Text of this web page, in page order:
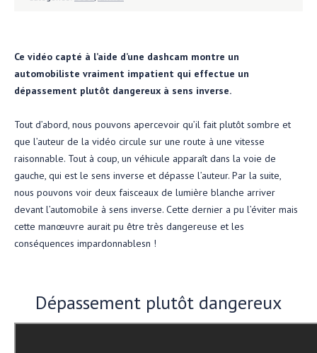
Ce vidéo capté à l’aide d’une dashcam montre un
automobiliste vraiment impatient qui effectue un
dépassement plutôt dangereux à sens inverse.
Tout d’abord, nous pouvons apercevoir qu’il fait plutôt sombre et
que l’auteur de la vidéo circule sur une route à une vitesse
raisonnable. Tout à coup, un véhicule apparaît dans la voie de
gauche, qui est le sens inverse et dépasse l’auteur. Par la suite,
nous pouvons voir deux faisceaux de lumière blanche arriver
devant l’automobile à sens inverse. Cette dernier a pu l’éviter mais
cette manœuvre aurait pu être très dangereuse et les
conséquences impardonnablesn !
Dépassement plutôt dangereux